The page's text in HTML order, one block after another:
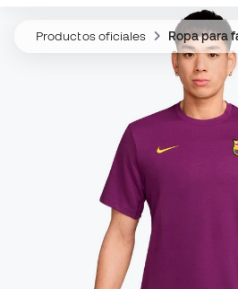
Productos oficiales Ropa para